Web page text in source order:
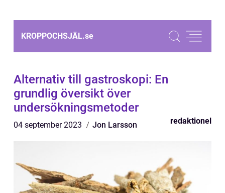
KROPPOCHSJÄL.se
Alternativ till gastroskopi: En
grundlig översikt över
undersökningsmetoder
04 september 2023 Jon Larsson redaktionel